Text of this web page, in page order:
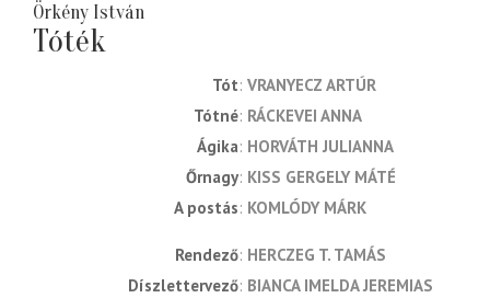
Örkény István
Tóték
Tót VRANYECZ ARTÚR
Tótné RÁCKEVEI ANNA
Ágika HORVÁTH JULIANNA
Őrnagy KISS GERGELY MÁTÉ
A postás KOMLÓDY MÁRK
rendező HERCZEG T. TAMÁS
díszlettervező BIANCA IMELDA JEREMIAS